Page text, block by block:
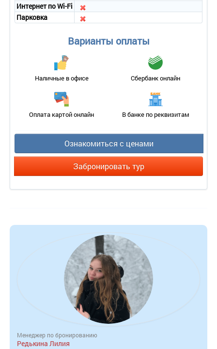
Интернет по Wi-Fi
Парковка
Варианты оплаты
Наличные в офисе Сбербанк онлайн
Оплата картой онлайн В банке по реквизитам
Ознакомиться с ценами
Забронировать тур
Менеджер по бронированию
Редькина Лилия